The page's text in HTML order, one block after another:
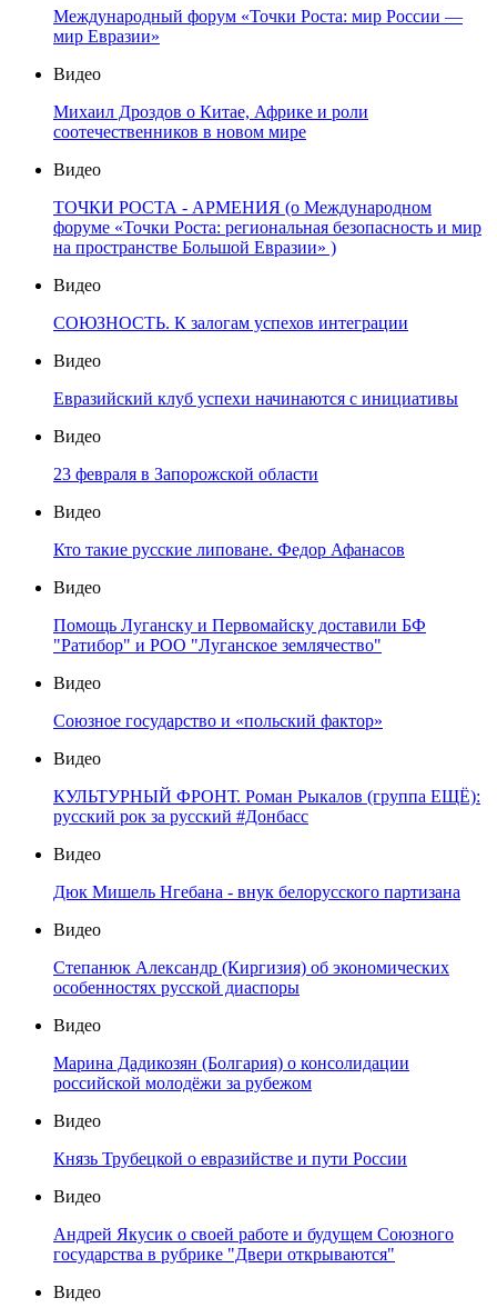
Международный форум «Точки Роста: мир России —
мир Евразии»
Видео
Михаил Дроздов о Китае, Африке и роли
соотечественников в новом мире
Видео
ТОЧКИ РОСТА - АРМЕНИЯ (о Международном
форуме «Точки Роста: региональная безопасность и мир
на пространстве Большой Евразии» )
Видео
СОЮЗНОСТЬ. К залогам успехов интеграции
Видео
Евразийский клуб успехи начинаются с инициативы
Видео
23 февраля в Запорожской области
Видео
Кто такие русские липоване. Федор Афанасов
Видео
Помощь Луганску и Первомайску доставили БФ
"Ратибор" и РОО "Луганское землячество"
Видео
Союзное государство и «польский фактор»
Видео
КУЛЬТУРНЫЙ ФРОНТ. Роман Рыкалов (группа ЕЩЁ):
русский рок за русский #Донбасс
Видео
Дюк Мишель Нгебана - внук белорусского партизана
Видео
Степанюк Александр (Киргизия) об экономических
особенностях русской диаспоры
Видео
Марина Дадикозян (Болгария) о консолидации
российской молодёжи за рубежом
Видео
Князь Трубецкой о евразийстве и пути России
Видео
Андрей Якусик о своей работе и будущем Союзного
государства в рубрике "Двери открываются"
Видео